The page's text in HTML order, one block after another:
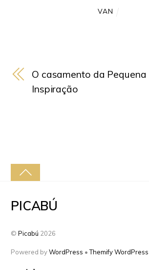
VAN
O casamento da Pequena
Inspiração
PICABÚ
©Picabú 2026
Powered byWordPress •Themify